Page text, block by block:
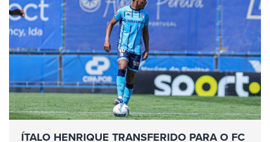
ÍTALO HENRIQUE TRANSFERIDO PARA O FC